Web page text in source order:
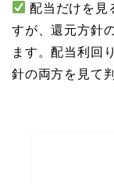
配当だけを見
すが、還元方針
ます。配当利回
針の両方を見て